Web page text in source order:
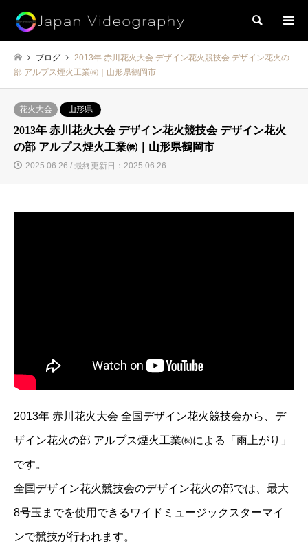
検索
ブログ
2013年 赤川花火大会 デザイン花火競技会 デザイン花火の
部 アルプス煙火工業㈱｜山形県鶴岡市
花火大会 山形県
2013年 赤川花火大会 デザイン花火競技会 デザイン花火
の部 アルプス煙火工業㈱｜山形県鶴岡市
2025.06.26 / 最終更新日：2025.06.26
2013年 赤川花火大会 全国デザイン花火競技会から、デ
ザイン花火の部 アルプス煙火工業㈱による「雨上がり」
です。
全国デザイン花火競技会のデザイン花火の部では、最大
8号玉までを使用できるワイドミュージックスターマイ
ンで競技が行われます。